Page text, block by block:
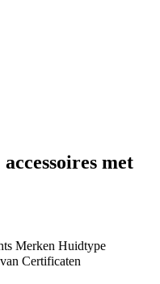
met
Merken Huidtype
Certificaten